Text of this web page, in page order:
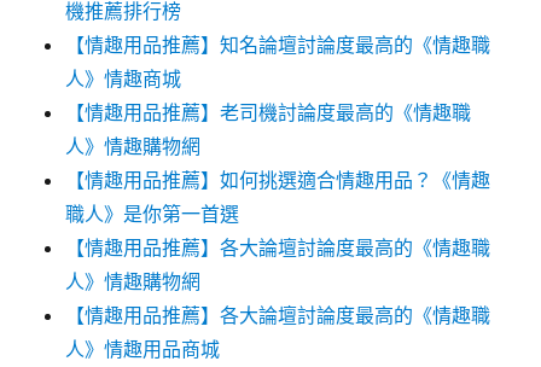
機推薦排行榜
【情趣用品推薦】知名論壇討論度最高的《情趣職
人》情趣商城
【情趣用品推薦】老司機討論度最高的《情趣職
人》情趣購物網
【情趣用品推薦】如何挑選適合情趣用品？《情趣
職人》是你第一首選
【情趣用品推薦】各大論壇討論度最高的《情趣職
人》情趣購物網
【情趣用品推薦】各大論壇討論度最高的《情趣職
人》情趣用品商城